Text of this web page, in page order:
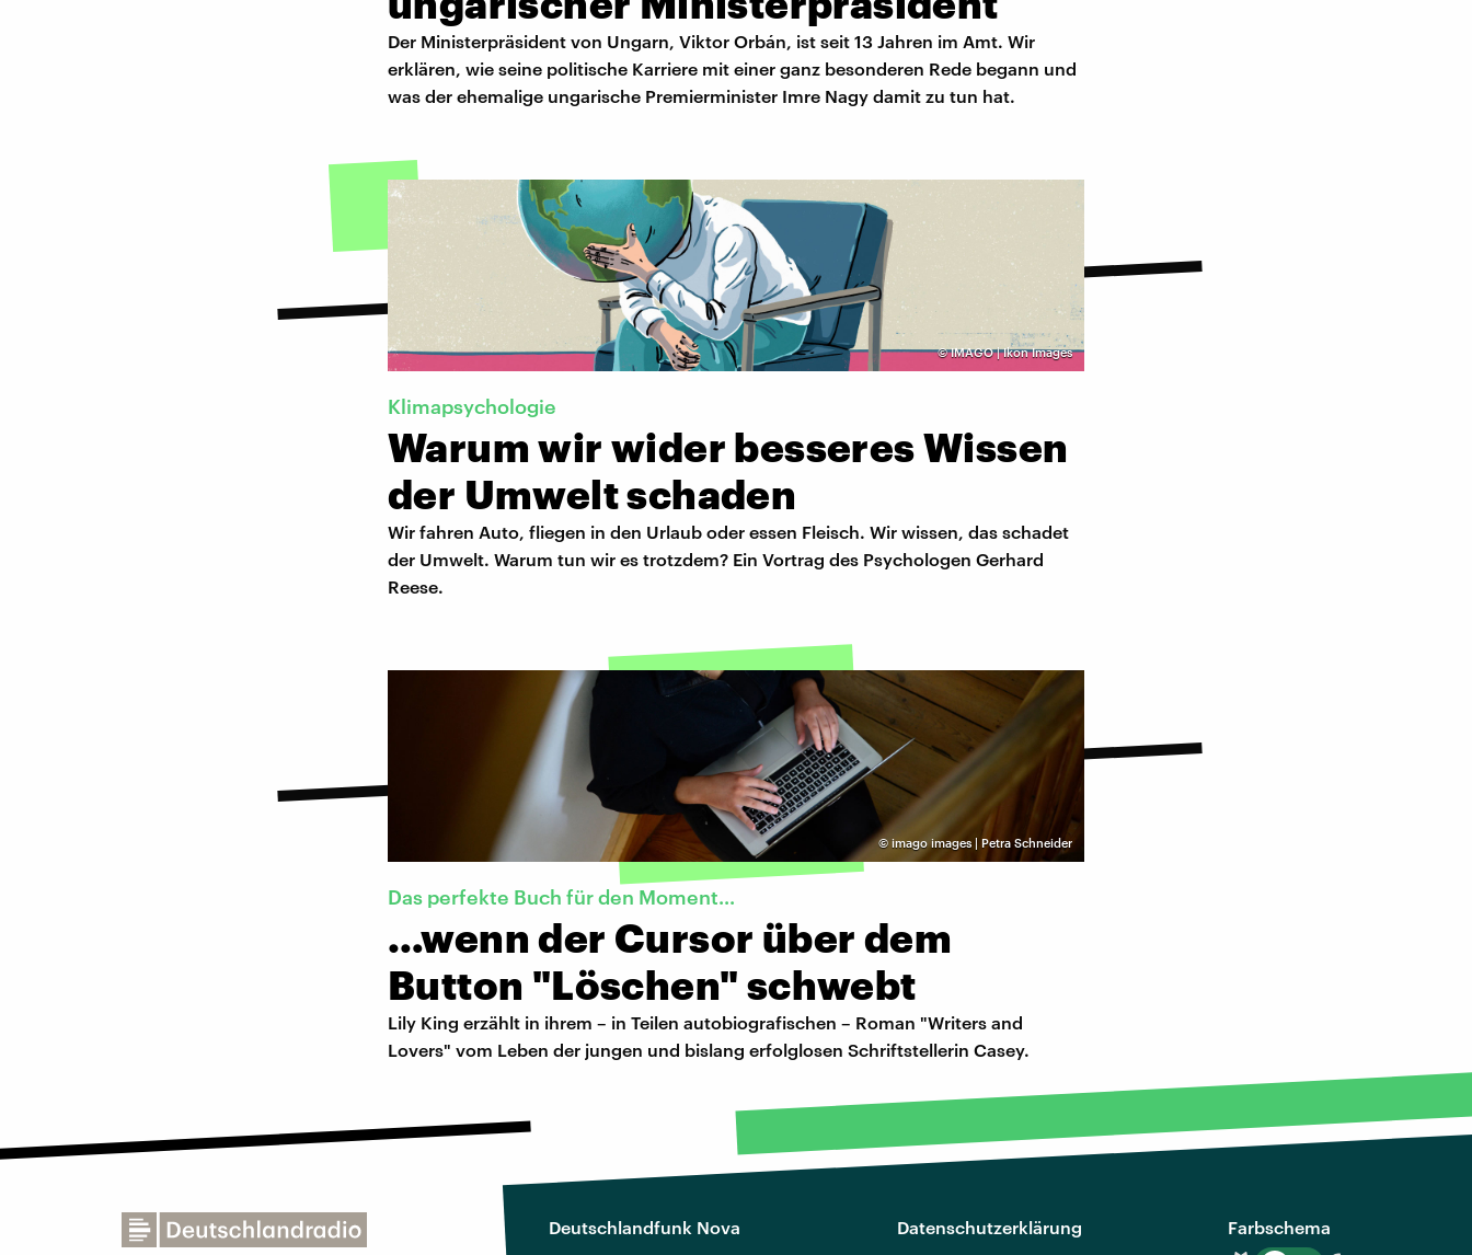
Der Ministerpräsident von Ungarn, Viktor Orbán, ist seit 13 Jahren im Amt. Wir
erklären, wie seine politische Karriere mit einer ganz besonderen Rede begann und
was der ehemalige ungarische Premierminister Imre Nagy damit zu tun hat.
©IMAGO | Ikon Images
Klimapsychologie
Warum wir wider besseres Wissen
der Umwelt schaden
Wir fahren Auto, fliegen in den Urlaub oder essen Fleisch. Wir wissen, das schadet
der Umwelt. Warum tun wir es trotzdem? Ein Vortrag des Psychologen Gerhard
Reese.
© imago images | Petra Schneider
Das perfekte Buch für den Moment...
…wenn der Cursor über dem
Button "Löschen" schwebt
Lily King erzählt in ihrem – in Teilen autobiografischen – Roman "Writers and
Lovers" vom Leben der jungen und bislang erfolglosen Schriftstellerin Casey.
Deutschlandfunk Nova
Datenschutzerklärung
Farbschema